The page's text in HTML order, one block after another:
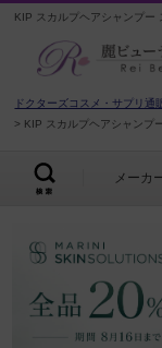
KIP スカルプヘアシャンプー
ドクターズコスメ・サプリ通
KIP スカルプヘアシャンプ
メーカ